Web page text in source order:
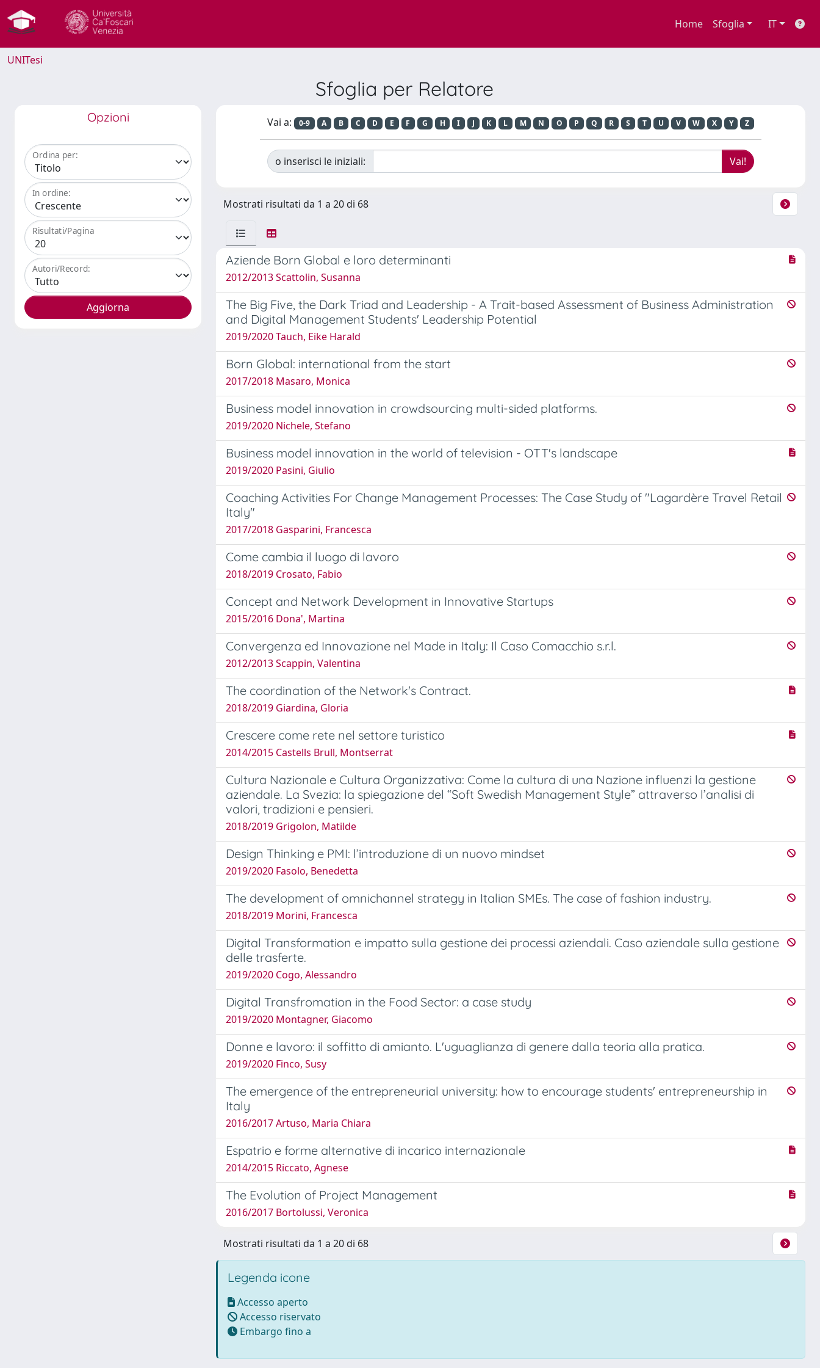
Home Sfoglia IT
UNITesi
Sfoglia per Relatore
Opzioni
Ordina per:
In ordine:
Risultati/Pagina
Autori/Record:
Vai a: 0-9 A B C D E F G H I J K L M N O P Q R S T U V W X Y Z
o inserisci le iniziali:
Mostrati risultati da 1 a 20 di 68
Aziende Born Global e loro determinanti
2012/2013 Scattolin, Susanna
The Big Five, the Dark Triad and Leadership - A Trait-based Assessment of Business Administration
and Digital Management Students' Leadership Potential
2019/2020 Tauch, Eike Harald
Born Global: international from the start
2017/2018 Masaro, Monica
Business model innovation in crowdsourcing multi-sided platforms.
2019/2020 Nichele, Stefano
Business model innovation in the world of television - OTT's landscape
2019/2020 Pasini, Giulio
Coaching Activities For Change Management Processes: The Case Study of "Lagardère Travel Retail
Italy"
2017/2018 Gasparini, Francesca
Come cambia il luogo di lavoro
2018/2019 Crosato, Fabio
Concept and Network Development in Innovative Startups
2015/2016 Dona', Martina
Convergenza ed Innovazione nel Made in Italy: Il Caso Comacchio s.r.l.
2012/2013 Scappin, Valentina
The coordination of the Network's Contract.
2018/2019 Giardina, Gloria
Crescere come rete nel settore turistico
2014/2015 Castells Brull, Montserrat
Cultura Nazionale e Cultura Organizzativa: Come la cultura di una Nazione influenzi la gestione
aziendale. La Svezia: la spiegazione del “Soft Swedish Management Style” attraverso l’analisi di
valori, tradizioni e pensieri.
2018/2019 Grigolon, Matilde
Design Thinking e PMI: l’introduzione di un nuovo mindset
2019/2020 Fasolo, Benedetta
The development of omnichannel strategy in Italian SMEs. The case of fashion industry.
2018/2019 Morini, Francesca
Digital Transformation e impatto sulla gestione dei processi aziendali. Caso aziendale sulla gestione
delle trasferte.
2019/2020 Cogo, Alessandro
Digital Transfromation in the Food Sector: a case study
2019/2020 Montagner, Giacomo
Donne e lavoro: il soffitto di amianto. L'uguaglianza di genere dalla teoria alla pratica.
2019/2020 Finco, Susy
The emergence of the entrepreneurial university: how to encourage students' entrepreneurship in
Italy
2016/2017 Artuso, Maria Chiara
Espatrio e forme alternative di incarico internazionale
2014/2015 Riccato, Agnese
The Evolution of Project Management
2016/2017 Bortolussi, Veronica
Mostrati risultati da 1 a 20 di 68
Legenda icone
Accesso aperto
Accesso riservato
Embargo fino a